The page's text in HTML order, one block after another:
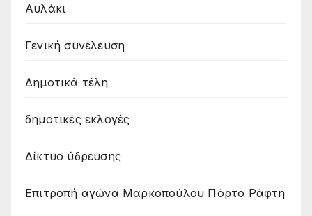
Αυλάκι
Γενική συνέλευση
Δημοτικά τέλη
δημοτικές εκλογές
Δίκτυο ύδρευσης
Επιτροπή αγώνα Μαρκοπούλου Πόρτο Ράφτη